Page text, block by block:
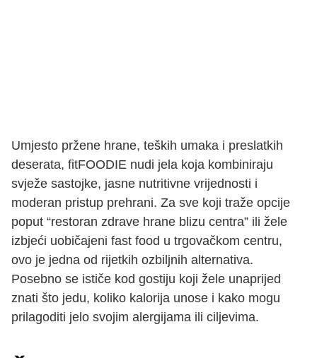
Umjesto pržene hrane, teških umaka i preslatkih
deserata, fitFOODIE nudi jela koja kombiniraju
svježe sastojke, jasne nutritivne vrijednosti i
moderan pristup prehrani. Za sve koji traže opcije
poput “restoran zdrave hrane blizu centra” ili žele
izbjeći uobičajeni fast food u trgovačkom centru,
ovo je jedna od rijetkih ozbiljnih alternativa.
Posebno se ističe kod gostiju koji žele unaprijed
znati što jedu, koliko kalorija unose i kako mogu
prilagoditi jelo svojim alergijama ili ciljevima.